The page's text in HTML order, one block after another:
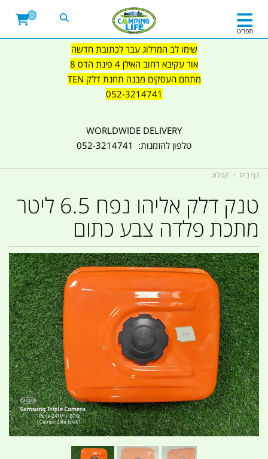
שימו לב המרלוג עבר לכתובת חדשה
אור עקיבא רחוב האילן 4 פינת הדס 8
מתחם העסקים מבנה תחנת דלק TEN
052-3214741
WORLDWIDE DELIVERY
טלפון להזמנות: 052-3214741
תפריט
0
דף בית קטלוג
טנק דלק אליהו נפח 6.5 ליטר
מתכת פלדה צבע כתום